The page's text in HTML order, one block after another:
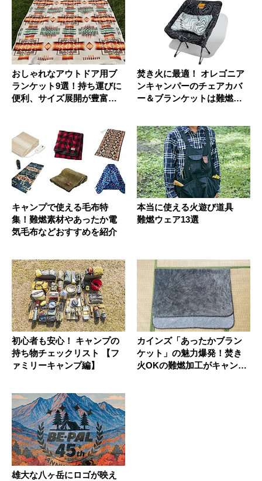
おしゃれなアウトドア用ブ
ランケット9選！持ち運びに
便利、サイズ展開が豊富な
焚き火に最適！ オレゴニア
ンキャンパーのチェアカバ
ー＆ブランケットは難燃加
キャンプで使える毛布特
集！難燃素材やあったか電
気毛布などおすすめを紹介
本当に使える火遊び道具
難燃ウェア13選
初心者も安心！ キャンプの
持ち物チェックリスト 【フ
ァミリーキャンプ編】
カインズ「あったかブラン
ケット」の魅力爆発！焚き
火OKの難燃加工がキャンプ
雄大な八ヶ岳にロゴが映え